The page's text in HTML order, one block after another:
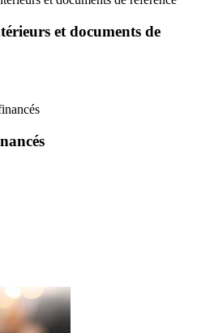
et documents de